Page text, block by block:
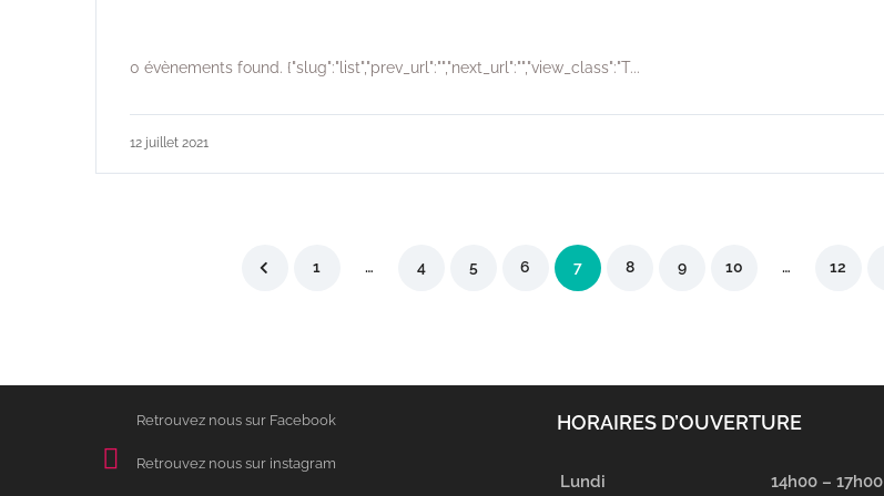
0 évènements found. {"slug":"list","prev_url":"","next_url":"","view_class":"T...
12 juillet 2021
1 … 4 5 6 7 8 9 10 … 12
Retrouvez nous sur Facebook
Retrouvez nous sur instagram
HORAIRES D’OUVERTURE
Lundi 14h00 – 17h00